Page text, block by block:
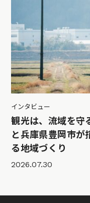
インタビュー
観光は、流域を守
と兵庫県豊岡市が
る地域づくり
2026.07.30